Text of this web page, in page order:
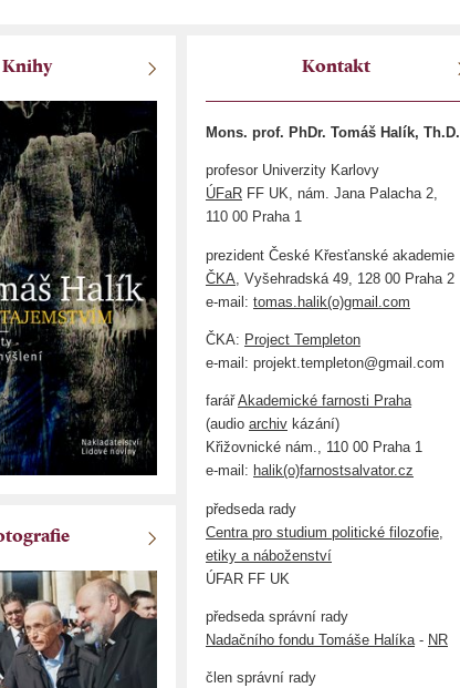
Knihy Kontakt
Mons. prof. PhDr. Tomáš Halík, Th.D.
profesor Univerzity Karlovy
ÚFaR FF UK, nám. Jana Palacha 2,
110 00 Praha 1
prezident České Křesťanské akademie
ČKA , Vyšehradská 49, 128 00 Praha 2
e-mail: tomas.halik(o)gmail.com
ČKA: Project Templeton
e-mail: projekt.templeton@gmail.com
farářAkademické farnosti Praha
(audio archiv kázání)
Křižovnické nám., 110 00 Praha 1
e-mail: halik(o)farnostsalvator.cz
předseda rady
Centra pro studium politické filozofie,
etiky a náboženství
ÚFAR FF UK
předseda správní rady
Nadačního fondu Tomáše Halíka - NR
člen správní rady